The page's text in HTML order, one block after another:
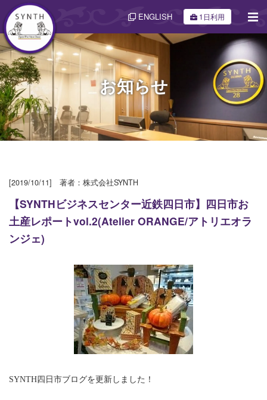
ENGLISH 1日利用
お知らせ
[2019/10/11] 著者：株式会社SYNTH
【SYNTHビジネスセンター近鉄四日市】四日市お
土産レポートvol.2(Atelier ORANGE/アトリエオラ
ンジェ)
SYNTH四日市ブログを更新しました！